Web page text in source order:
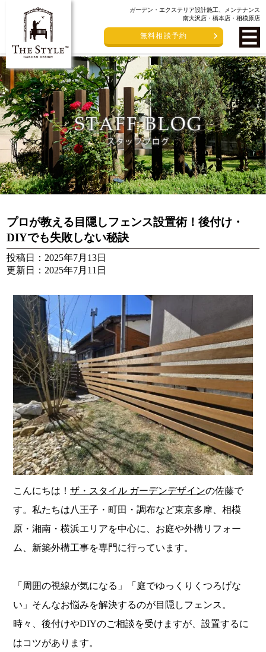
無料相談予約
ガーデン・エクステリア設計施工、メンテナンス
南大沢店・橋本店・相模原店
プロが教える目隠しフェンス設置術！後付け・
DIYでも失敗しない秘訣
投稿日：2025年7月13日
更新日：2025年7月11日
こんにちは！ ザ・スタイル ガーデンデザインの佐藤で
す。私たちは八王子・町田・調布など東京多摩、相模
原・湘南・横浜エリアを中心に、お庭や外構リフォー
ム、新築外構工事を専門に行っています。
「周囲の視線が気になる」「庭でゆっくりくつろげな
い」そんなお悩みを解決するのが目隠しフェンス。
時々、後付けやDIYのご相談を受けますが、設置するに
はコツがあります。